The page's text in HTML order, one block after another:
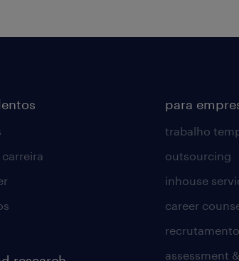
para
trabalho
outsourcing
inhouse
career
assessment